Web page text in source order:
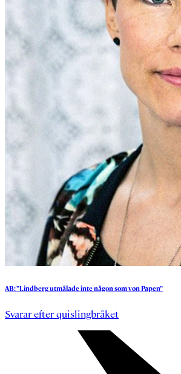
AB:”LindbergutmåladeintenågonsomvonPapen”
Svarar efter quislingbråket